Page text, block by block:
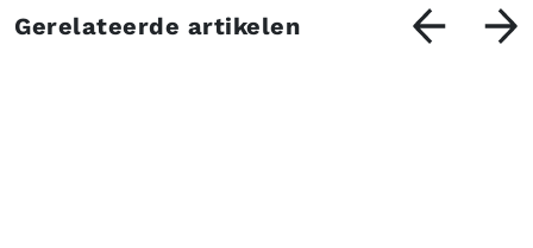
Gerelateerde artikelen